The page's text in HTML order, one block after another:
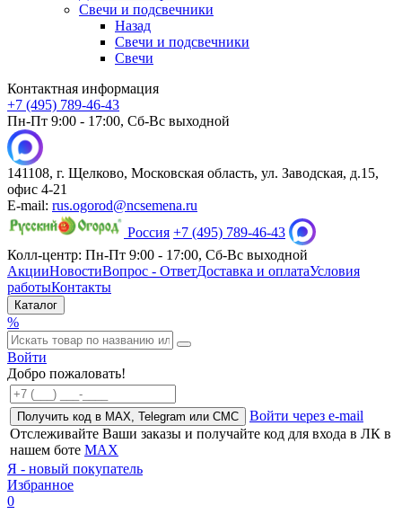
Свечи и подсвечники
Назад
Свечи и подсвечники
Свечи
Контактная информация
+7 (495) 789-46-43
Пн-Пт 9:00 - 17:00, Сб-Вс выходной
141108, г. Щелково, Московская область, ул. Заводская, д.15,
офис 4-21
E-mail: rus.ogorod@ncsemena.ru
Россия +7 (495) 789-46-43
Колл-центр: Пн-Пт 9:00 - 17:00, Сб-Вс выходной
АкцииНовостиВопрос - ОтветДоставка и оплатаУсловия
работыКонтакты
Каталог
%
Войти
Добро пожаловать!
Получить код в MAX, Telegram или СМС
Войти через e-mail
Отслеживайте Ваши заказы и получайте код для входа в ЛК в
нашем боте MAX
Я - новый покупатель
Избранное
0